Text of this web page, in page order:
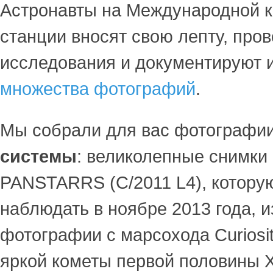
Астронавты на Международной
станции вносят свою лепту,
исследования и
множества фотографий.
Мы собрали для вас
системы: великолепные
PANSTARRS (C/2011 L4),
наблюдать в ноябре 2013 года,
фотографии с марсохода
яркой кометы первой половины